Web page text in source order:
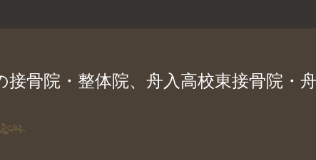
骨院・整体院、舟入高校東接骨院・